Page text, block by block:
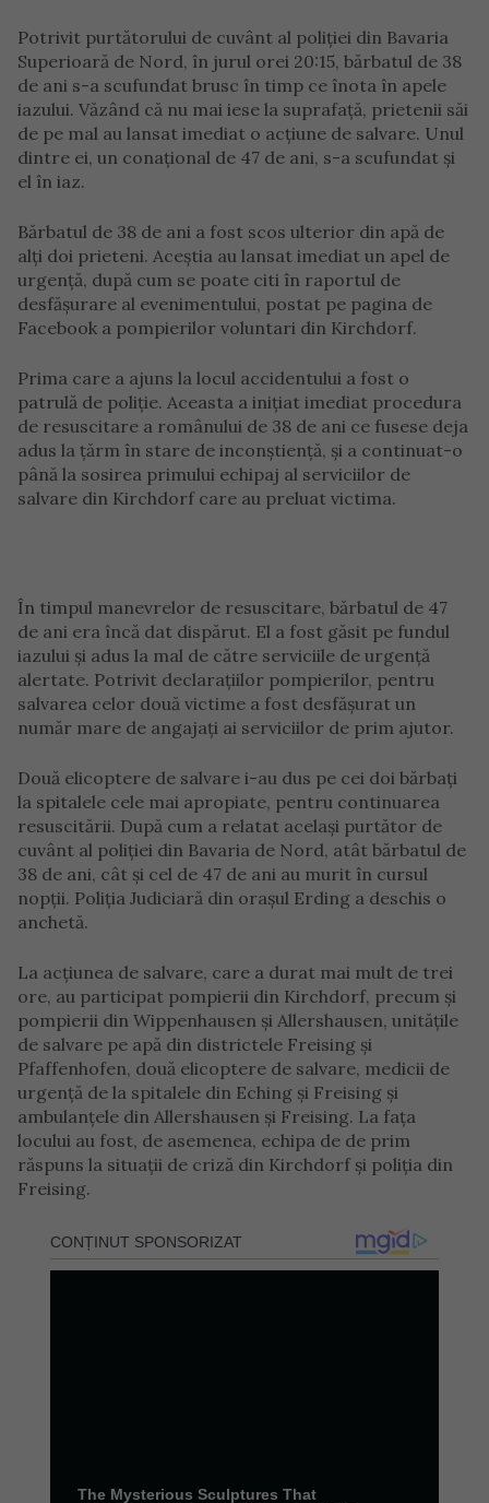
Potrivit purtătorului de cuvânt al poliției din Bavaria
Superioară de Nord, în jurul orei 20:15, bărbatul de 38
de ani s-a scufundat brusc în timp ce înota în apele
iazului. Văzând că nu mai iese la suprafață, prietenii săi
de pe mal au lansat imediat o acțiune de salvare. Unul
dintre ei, un conațional de 47 de ani, s-a scufundat și
el în iaz.
Bărbatul de 38 de ani a fost scos ulterior din apă de
alți doi prieteni. Aceștia au lansat imediat un apel de
urgență, după cum se poate citi în raportul de
desfășurare al evenimentului, postat pe pagina de
Facebook a pompierilor voluntari din Kirchdorf.
Prima care a ajuns la locul accidentului a fost o
patrulă de poliție. Aceasta a inițiat imediat procedura
de resuscitare a românului de 38 de ani ce fusese deja
adus la țărm în stare de inconștiență, și a continuat-o
până la sosirea primului echipaj al serviciilor de
salvare din Kirchdorf care au preluat victima.
În timpul manevrelor de resuscitare, bărbatul de 47
de ani era încă dat dispărut. El a fost găsit pe fundul
iazului și adus la mal de către serviciile de urgență
alertate. Potrivit declarațiilor pompierilor, pentru
salvarea celor două victime a fost desfășurat un
număr mare de angajați ai serviciilor de prim ajutor.
Două elicoptere de salvare i-au dus pe cei doi bărbați
la spitalele cele mai apropiate, pentru continuarea
resuscitării. După cum a relatat același purtător de
cuvânt al poliției din Bavaria de Nord, atât bărbatul de
38 de ani, cât și cel de 47 de ani au murit în cursul
nopții. Poliția Judiciară din orașul Erding a deschis o
anchetă.
La acțiunea de salvare, care a durat mai mult de trei
ore, au participat pompierii din Kirchdorf, precum și
pompierii din Wippenhausen și Allershausen, unitățile
de salvare pe apă din districtele Freising și
Pfaffenhofen, două elicoptere de salvare, medicii de
urgență de la spitalele din Eching și Freising și
ambulanțele din Allershausen și Freising. La fața
locului au fost, de asemenea, echipa de de prim
răspuns la situații de criză din Kirchdorf și poliția din
Freising.